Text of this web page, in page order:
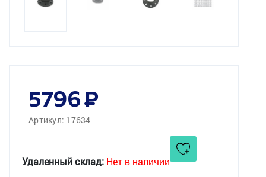
5796
Артикул: 17634
Удаленный склад: Нет в наличии